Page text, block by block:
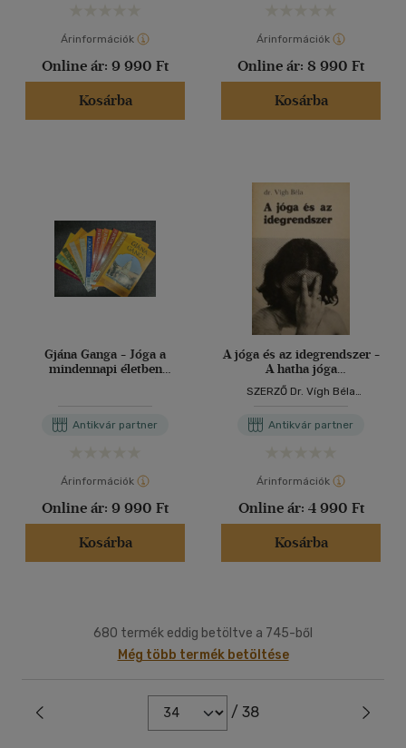
Árinformációk
Online ár: 9 990 Ft
Kosárba
Árinformációk
Online ár: 8 990 Ft
Kosárba
Gjána Ganga - Jóga a
mindennapi életben
Antikvár partner
Árinformációk
Online ár: 9 990 Ft
Kosárba
A jóga és az idegrendszer -
A hatha jóga
idegtudománya - A laja
jóga és a vegetatív
jóga és a magasabb rendű
fotókkal illusztrálva.
SZERZŐ Dr. Vígh Béla
LEKTOR Dr. Kunos Ferenc Dr.
Ádám György Dr. Molnár
Antikvár partner
Árinformációk
Online ár: 4 990 Ft
Kosárba
680 termék eddig betöltve a 745-ből
Még több termék betöltése
/ 38